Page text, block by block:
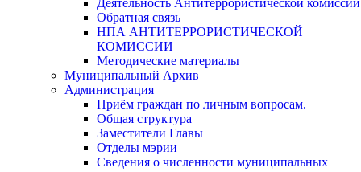
Обратная связь
НПА АНТИТЕРРОРИСТИЧЕСКОЙ
КОМИССИИ
Методические материалы
Муниципальный Архив
Администрация
Приём граждан по личным вопросам.
Общая структура
Заместители Главы
Отделы мэрии
Сведения о численности муниципальных